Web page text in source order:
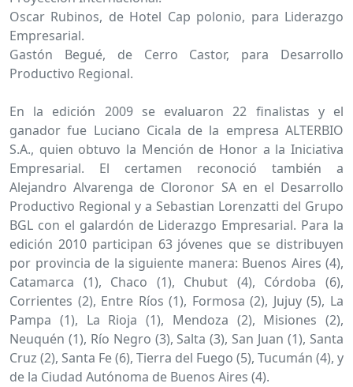
Oscar Rubinos, de Hotel Cap polonio, para Liderazgo
Empresarial.
Gastón Begué, de Cerro Castor, para Desarrollo
Productivo Regional.
En la edición 2009 se evaluaron 22 finalistas y el
ganador fue Luciano Cicala de la empresa ALTERBIO
S.A., quien obtuvo la Mención de Honor a la Iniciativa
Empresarial. El certamen reconoció también a
Alejandro Alvarenga de Cloronor SA en el Desarrollo
Productivo Regional y a Sebastian Lorenzatti del Grupo
BGL con el galardón de Liderazgo Empresarial. Para la
edición 2010 participan 63 jóvenes que se distribuyen
por provincia de la siguiente manera: Buenos Aires (4),
Catamarca (1), Chaco (1), Chubut (4), Córdoba (6),
Corrientes (2), Entre Ríos (1), Formosa (2), Jujuy (5), La
Pampa (1), La Rioja (1), Mendoza (2), Misiones (2),
Neuquén (1), Río Negro (3), Salta (3), San Juan (1), Santa
Cruz (2), Santa Fe (6), Tierra del Fuego (5), Tucumán (4), y
de la Ciudad Autónoma de Buenos Aires (4).